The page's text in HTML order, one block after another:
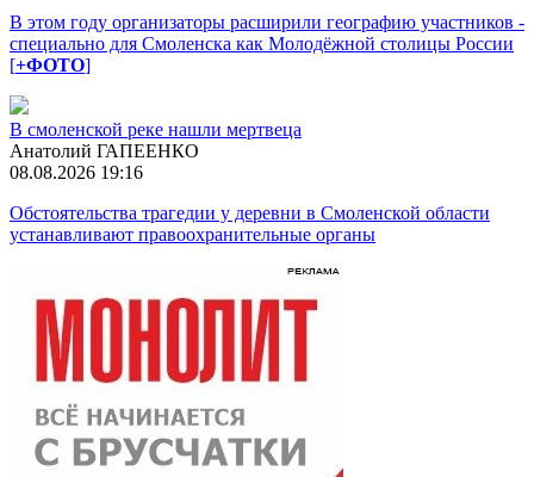
В этом году организаторы расширили географию участников -
специально для Смоленска как Молодёжной столицы России
[+ФОТО]
В смоленской реке нашли мертвеца
Анатолий ГАПЕЕНКО
08.08.2026 19:16
Обстоятельства трагедии у деревни в Смоленской области
устанавливают правоохранительные органы